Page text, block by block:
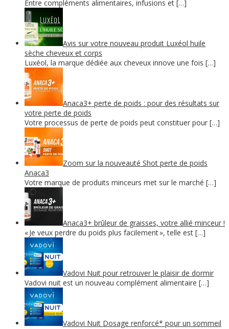
Entre compléments alimentaires, infusions et […]
Avis sur votre nouveau produit Luxéol huile
sèche cheveux et corps
Luxéol, la marque dédiée aux cheveux innove une fois […]
Anaca3+ perte de poids : pour des résultats sur
votre perte de poids
Votre processus de perte de poids peut constituer pour […]
Zoom sur la nouveauté Shot perte de poids
Anaca3
Votre marque de produits minceurs met sur le marché […]
Anaca3+ brûleur de graisses, votre allié minceur !
« Je veux perdre du poids plus facilement », telle est […]
Vadovi Nuit pour retrouver le plaisir de dormir
Vadovi nuit est un nouveau complément alimentaire […]
Vadovi Nuit Dosage renforcé* pour un sommeil